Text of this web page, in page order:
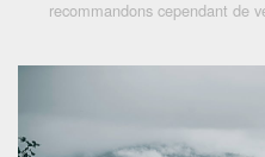
recommandons cependant de